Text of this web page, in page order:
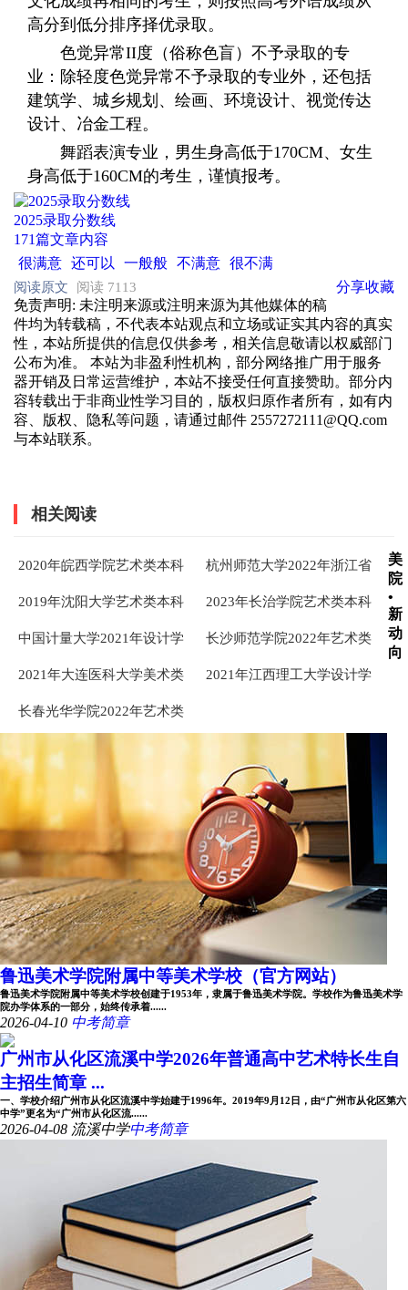
高分到低分排序择优录取。
色觉异常II度（俗称色盲）不予录取的专
业：除轻度色觉异常不予录取的专业外，还包括
建筑学、城乡规划、绘画、环境设计、视觉传达
设计、冶金工程。
舞蹈表演专业，男生身高低于170CM、女生
身高低于160CM的考生，谨慎报考。
2025录取分数线
171篇文章内容
很满意 还可以 一般般 不满意 很不满
阅读原文 阅读 7113 收藏
分享
免责声明: 未注明来源或注明来源为其他媒体的稿
件均为转载稿，不代表本站观点和立场或证实其内容的真实
性，本站所提供的信息仅供参考，相关信息敬请以权威部门
公布为准。 本站为非盈利性机构，部分网络推广用于服务
器开销及日常运营维护，本站不接受任何直接赞助。部分内
容转载出于非商业性学习目的，版权归原作者所有，如有内
容、版权、隐私等问题，请通过邮件 2557272111@QQ.com
与本站联系。
相关阅读
2020年皖西学院艺术类本科
杭州师范大学2022年浙江省
2019年沈阳大学艺术类本科
2023年长治学院艺术类本科
中国计量大学2021年设计学
长沙师范学院2022年艺术类
2021年大连医科大学美术类
2021年江西理工大学设计学
长春光华学院2022年艺术类
本科专业录取分数线
美
院
•
新
动
向
鲁迅美术学院附属中等美术学校（官方网站）
鲁迅美术学院附属中等美术学校创建于1953年，隶属于鲁迅美术学院。学校作为鲁迅美术学
院办学体系的一部分，始终传承着......
2026-04-10 中考简章
广州市从化区流溪中学2026年普通高中艺术特长生自
主招生简章 ...
一、学校介绍广州市从化区流溪中学始建于1996年。2019年9月12日，由“广州市从化区第六
中学”更名为“广州市从化区流......
2026-04-08 流溪中学中考简章